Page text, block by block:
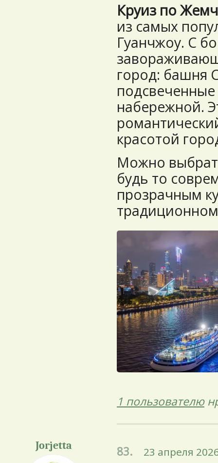
Круиз по
из самых
Гуанчжоу. С
город: башня
набережной.
красотой
Можно
будь то
прозрачным
1 пользователю
Jorjetta 83. 23 апреля